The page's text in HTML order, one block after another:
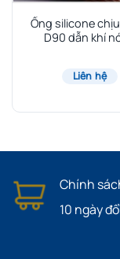
Ống silicone
D90 dẫn khí
Liên hệ
Chính
10 ngày